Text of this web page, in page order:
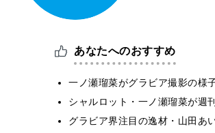
あなたへのおすすめ
一ノ瀬瑠菜がグラビア撮影の様
シャルロット・一ノ瀬瑠菜が週
グラビア界注目の逸材・山田あ